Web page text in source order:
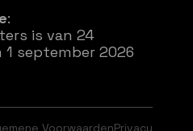
:
is van 24
september 2026
VoorwaardenPrivacy